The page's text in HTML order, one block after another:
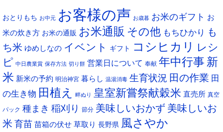
おとりもち お中元 お客様の声 お歳暮 お米のギフト お
米の炊き方 お米の通販 お米通販 その他 もちひかり も
ち米 ゆめしなの イベント ギフト コシヒカリ
レシ
ピ 中日農業賞 保存方法 切り餅 営業日について 奉献 年中行事 新
米 新米の予約 明治神宮 暮らし 温湯消毒 生育状況 田の作業 田
の生き物 田植え 畔ぬり 皇室新嘗祭献穀米 直売所 真空
パック 種まき 稲刈り 節分 美味しいおかず 美味しいお
米 育苗 苗箱の伏せ 草取り 長野県 風さやか